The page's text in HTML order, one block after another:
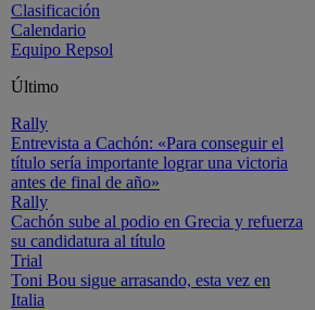
Clasificación
Calendario
Equipo Repsol
Último
Rally
Entrevista a Cachón: «Para conseguir el
título sería importante lograr una victoria
antes de final de año»
Rally
Cachón sube al podio en Grecia y refuerza
su candidatura al título
Trial
Toni Bou sigue arrasando, esta vez en
Italia